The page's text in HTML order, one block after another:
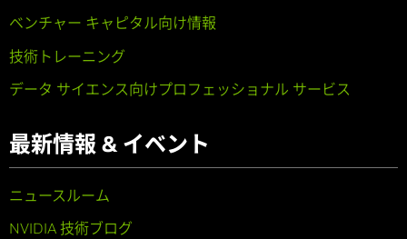
ベンチャー キャピタル向け情報
技術トレーニング
データ サイエンス向けプロフェッショナル サービス
最新情報 & イベント
ニュースルーム
NVIDIA 技術ブログ